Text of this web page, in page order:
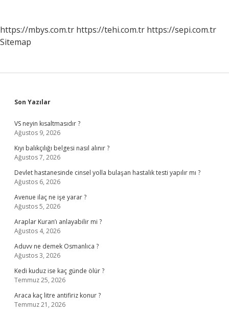
https://mbys.com.tr https://tehi.com.tr https://sepi.com.tr
Sitemap
Sidebar
Son Yazılar
VS neyin kısaltmasıdır ?
Ağustos 9, 2026
Kıyı balıkçılığı belgesi nasıl alınır ?
Ağustos 7, 2026
Devlet hastanesinde cinsel yolla bulaşan hastalık testi yapılır mı ?
Ağustos 6, 2026
Avenue ilaç ne işe yarar ?
Ağustos 5, 2026
Araplar Kuran’ı anlayabilir mi ?
Ağustos 4, 2026
Aduvv ne demek Osmanlıca ?
Ağustos 3, 2026
Kedi kuduz ise kaç günde ölür ?
Temmuz 25, 2026
Araca kaç litre antifiriz konur ?
Temmuz 21, 2026